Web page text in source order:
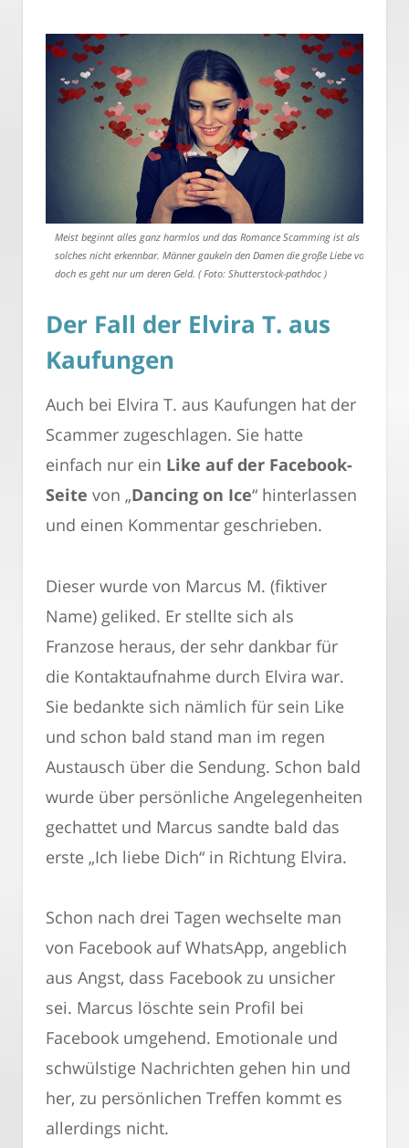
Meist beginnt alles ganz harmlos und das Romance Scamming ist als
solches nicht erkennbar. Männer gaukeln den Damen die große Liebe vor,
doch es geht nur um deren Geld. ( Foto: Shutterstock-pathdoc )
Der Fall der Elvira T. aus
Kaufungen
Auch bei Elvira T. aus Kaufungen hat der
Scammer zugeschlagen. Sie hatte
einfach nur ein Like auf der Facebook-
Seite von „Dancing on Ice“ hinterlassen
und einen Kommentar geschrieben.
Dieser wurde von Marcus M. (fiktiver
Name) geliked. Er stellte sich als
Franzose heraus, der sehr dankbar für
die Kontaktaufnahme durch Elvira war.
Sie bedankte sich nämlich für sein Like
und schon bald stand man im regen
Austausch über die Sendung. Schon bald
wurde über persönliche Angelegenheiten
gechattet und Marcus sandte bald das
erste „Ich liebe Dich“ in Richtung Elvira.
Schon nach drei Tagen wechselte man
von Facebook auf WhatsApp, angeblich
aus Angst, dass Facebook zu unsicher
sei. Marcus löschte sein Profil bei
Facebook umgehend. Emotionale und
schwülstige Nachrichten gehen hin und
her, zu persönlichen Treffen kommt es
allerdings nicht.